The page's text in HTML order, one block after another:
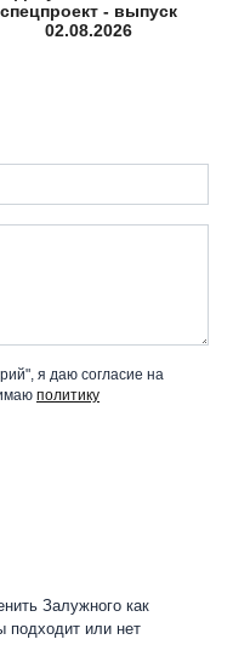
спецпроект - выпуск
02.08.2026
я даю согласие на
политику
Залужного как
подходит или нет